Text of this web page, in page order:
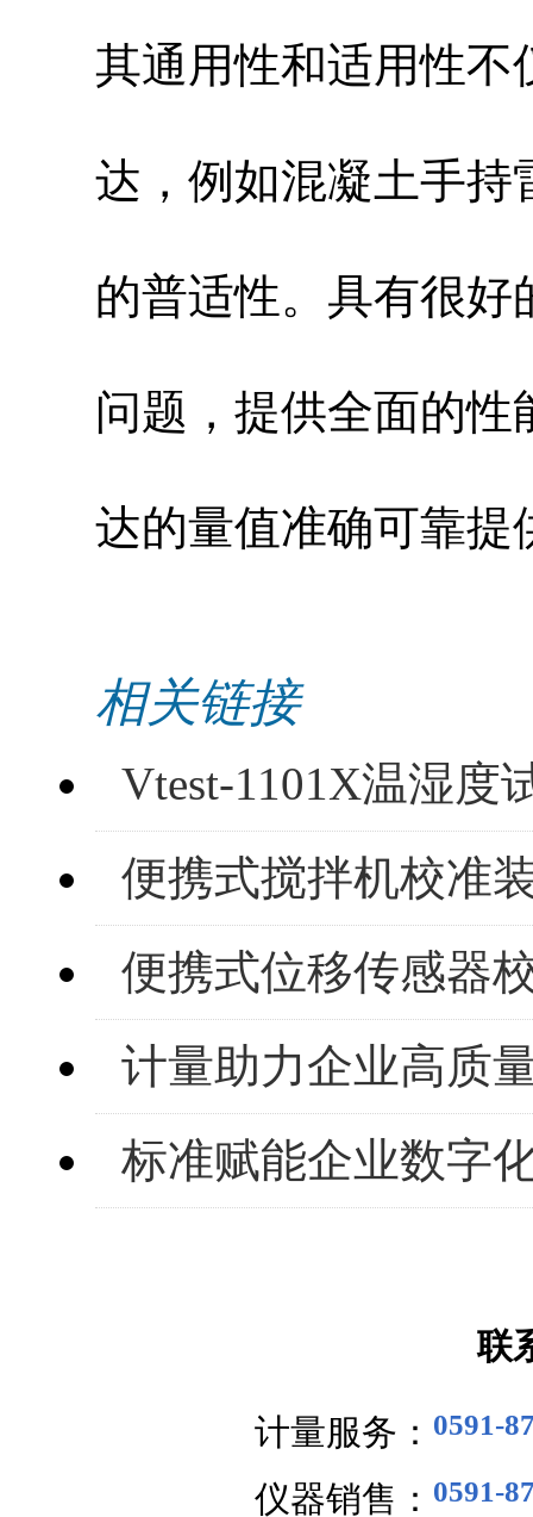
其通用性和适用性不
达，例如混凝土手持
的普适性。具有很
问题，提供全面的
达的量值准确可靠提
相关链接
Vtest-1101X温湿度
便携式搅拌机校准
便携式位移传感器
计量助力企业高质
标准赋能企业数字
联
计量服务： 0591-
仪器销售： 0591-